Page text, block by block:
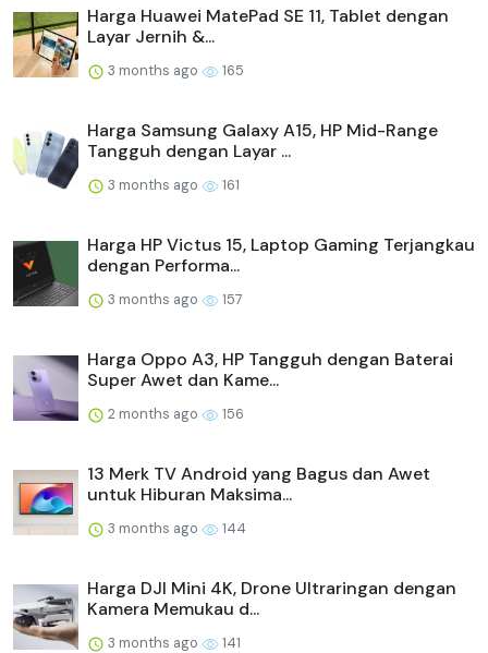
Harga Huawei MatePad SE 11, Tablet dengan
Layar Jernih &...
3 months ago 165
Harga Samsung Galaxy A15, HP Mid-Range
Tangguh dengan Layar ...
3 months ago 161
Harga HP Victus 15, Laptop Gaming Terjangkau
dengan Performa...
3 months ago 157
Harga Oppo A3, HP Tangguh dengan Baterai
Super Awet dan Kame...
2 months ago 156
13 Merk TV Android yang Bagus dan Awet
untuk Hiburan Maksima...
3 months ago 144
Harga DJI Mini 4K, Drone Ultraringan dengan
Kamera Memukau d...
3 months ago 141